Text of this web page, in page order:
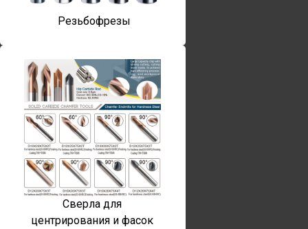
Резьбофрезы
Сверла для
центрирования и фасок